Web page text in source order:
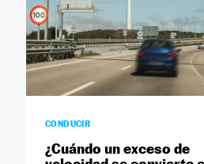
CONDUCIR
¿Cuándo un exceso de